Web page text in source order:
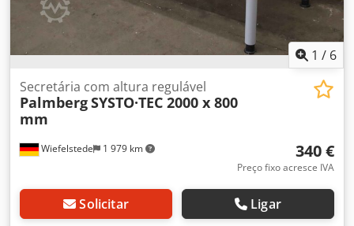
1 / 6
Wiefelstede 1 979 km
Secretária com altura regulável
PalmbergSYSTO·TEC 2000 x 800
mm
340 €
Preço fixo acresce IVA
Solicitar Ligar